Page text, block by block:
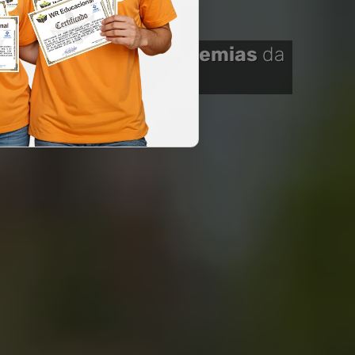
de Combate Às Endemias da